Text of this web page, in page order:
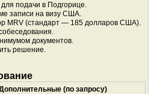
подачи в Подгорице.
записи на визу США.
MRV (стандарт — 185 долларов США).
документов.
решение.
(по запросу)